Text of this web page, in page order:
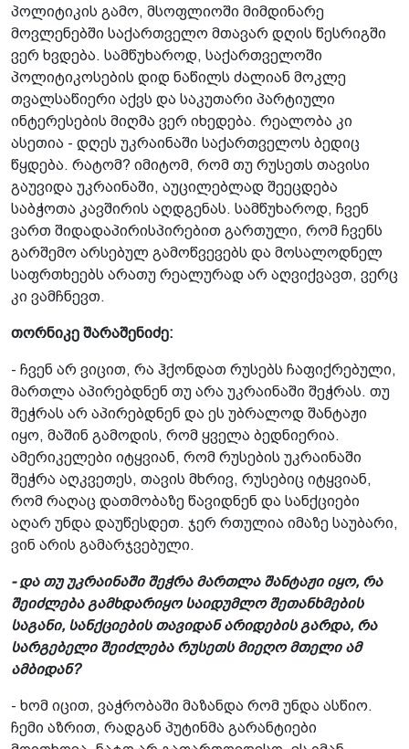
პოლიტიკის გამო, მსოფლიოში მიმდინარე
მოვლენებში საქართველო მთავარ დღის წესრიგში
ვერ ხვდება. სამწუხაროდ, საქართველოში
პოლიტიკოსების დიდ ნაწილს ძალიან მოკლე
თვალსაწიერი აქვს და საკუთარი პარტიული
ინტერესების მიღმა ვერ იხედება. რეალობა კი
ასეთია - დღეს უკრაინაში საქართველოს ბედიც
წყდება. რატომ? იმიტომ, რომ თუ რუსეთს თავისი
გაუვიდა უკრაინაში, აუცილებლად შეეცდება
საბჭოთა კავშირის აღდგენას. სამწუხაროდ, ჩვენ
ვართ შიდადაპირისპირებით გართული, რომ ჩვენს
გარშემო არსებულ გამოწვევებს და მოსალოდნელ
საფრთხეებს არათუ რეალურად არ აღვიქვავთ, ვერც
კი ვამჩნევთ.
თორნიკე შარაშენიძე:
- ჩვენ არ ვიცით, რა ჰქონდათ რუსებს ჩაფიქრებული,
მართლა აპირებდნენ თუ არა უკრაინაში შეჭრას. თუ
შეჭრას არ აპირებდნენ და ეს უბრალოდ შანტაჟი
იყო, მაშინ გამოდის, რომ ყველა ბედნიერია.
ამერიკელები იტყვიან, რომ რუსების უკრაინაში
შეჭრა აღკვეთეს, თავის მხრივ, რუსებიც იტყვიან,
რომ რაღაც დათმობაზე წავიდნენ და სანქციები
აღარ უნდა დაუწესდეთ. ჯერ რთულია იმაზე საუბარი,
ვინ არის გამარჯვებული.
- და თუ უკრაინაში შეჭრა მართლა შანტაჟი იყო, რა
შეიძლება გამხდარიყო საიდუმლო შეთანხმების
საგანი, სანქციების თავიდან არიდების გარდა, რა
სარგებელი შეიძლება რუსეთს მიეღო მთელი ამ
ამბიდან?
- ხომ იცით, ვაჭრობაში მაზანდა რომ უნდა ასწიო.
ჩემი აზრით, რადგან პუტინმა გარანტიები